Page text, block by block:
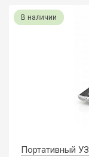
В наличии
Портативный